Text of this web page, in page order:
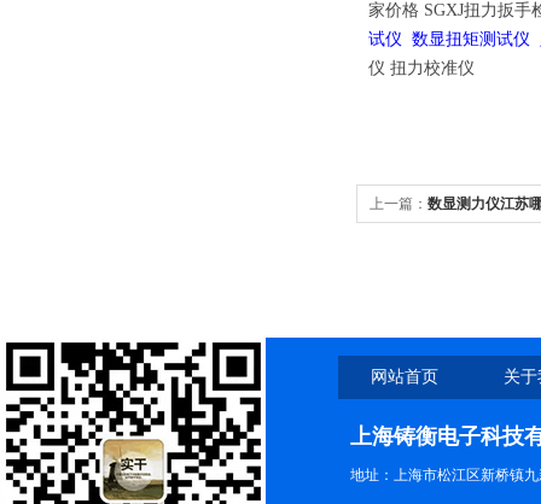
家价格 SGXJ扭力扳手
试仪 数显扭矩测试
仪 扭力校准仪
上一篇： 数显测力仪江苏
网站首页 关
上海铸衡电子科技
地址：上海市松江区新桥镇